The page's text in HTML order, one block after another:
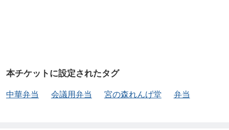
本チケットに設定されたタグ
中華弁当 会議用弁当 宮の森れんげ堂 弁当